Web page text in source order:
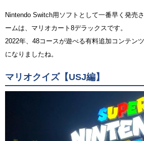
Nintendo Switch用ソフトとして一番早く発売
ームは、マリオカート8デラックスです。
2022年、48コースが遊べる有料追加コンテン
になりましたね。
マリオクイズ【USJ編】